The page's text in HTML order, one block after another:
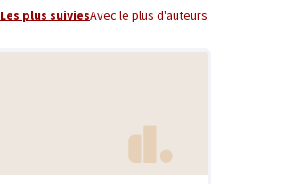
Les plus suiviesAvec le plus d'auteurs